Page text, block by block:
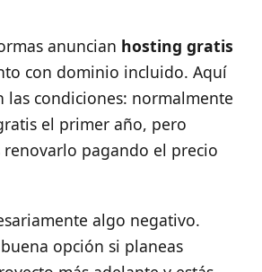
anuncian hosting gratis
con dominio incluido. Aquí
las condiciones: normalmente
el primer año, pero
renovarlo pagando el precio
algo negativo.
opción si planeas